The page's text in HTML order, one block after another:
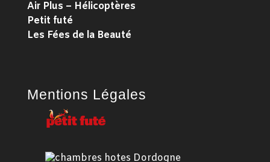
Air Plus – Hélicoptères
Petit futé
Les Fées de la Beauté
Mentions Légales